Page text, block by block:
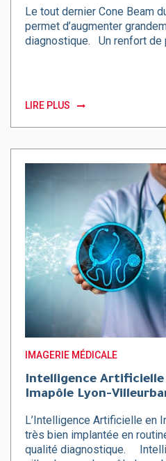
Le tout dernier Cone Beam
permet d’augmenter
diagnostique. Un renfort
LIRE PLUS
IMAGERIE MÉDICALE
Intelligence Artificielle
Imapôle Lyon-
L’Intelligence Artificielle en
très bien implantée en
qualité diagnostique.